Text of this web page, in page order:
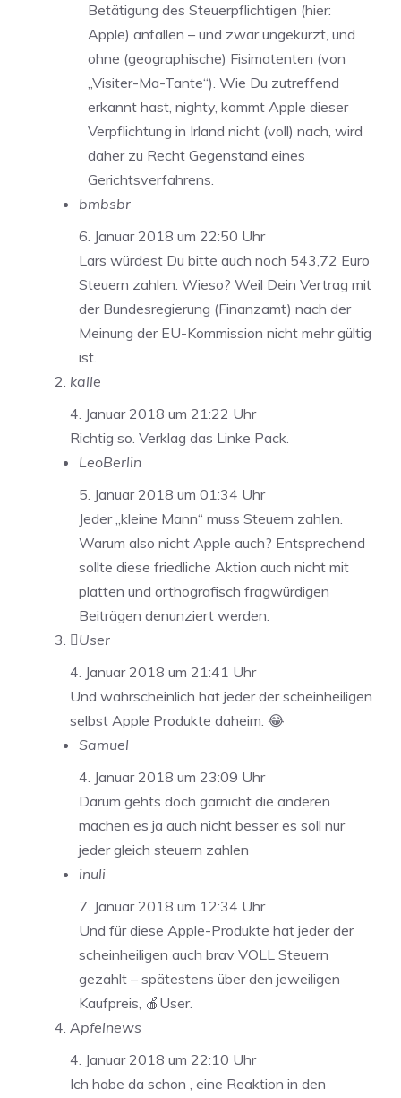
Betätigung des Steuerpflichtigen (hier:
Apple) anfallen – und zwar ungekürzt, und
ohne (geographische) Fisimatenten (von
„Visiter-Ma-Tante“). Wie Du zutreffend
erkannt hast, nighty, kommt Apple dieser
Verpflichtung in Irland nicht (voll) nach, wird
daher zu Recht Gegenstand eines
Gerichtsverfahrens.
bmbsbr
6. Januar 2018 um 22:50 Uhr
Lars würdest Du bitte auch noch 543,72 Euro
Steuern zahlen. Wieso? Weil Dein Vertrag mit
der Bundesregierung (Finanzamt) nach der
Meinung der EU-Kommission nicht mehr gültig
ist.
kalle
4. Januar 2018 um 21:22 Uhr
Richtig so. Verklag das Linke Pack.
LeoBerlin
5. Januar 2018 um 01:34 Uhr
Jeder „kleine Mann“ muss Steuern zahlen.
Warum also nicht Apple auch? Entsprechend
sollte diese friedliche Aktion auch nicht mit
platten und orthografisch fragwürdigen
Beiträgen denunziert werden.
User
4. Januar 2018 um 21:41 Uhr
Und wahrscheinlich hat jeder der scheinheiligen
selbst Apple Produkte daheim. 😂
Samuel
4. Januar 2018 um 23:09 Uhr
Darum gehts doch garnicht die anderen
machen es ja auch nicht besser es soll nur
jeder gleich steuern zahlen
inuli
7. Januar 2018 um 12:34 Uhr
Und für diese Apple-Produkte hat jeder der
scheinheiligen auch brav VOLL Steuern
gezahlt – spätestens über den jeweiligen
Kaufpreis, 🍎User.
Apfelnews
4. Januar 2018 um 22:10 Uhr
Ich habe da schon , eine Reaktion in den